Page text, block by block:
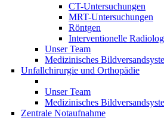
CT-Untersuchungen
MRT-Untersuchungen
Röntgen
Interventionelle
Unser Team
Medizinisches
Unfallchirurgie und Orthopädie
Unser Team
Medizinisches
Zentrale Notaufnahme